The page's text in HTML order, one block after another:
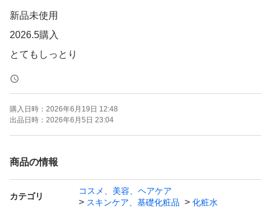
新品未使用
2026.5購入
とてもしっとり
購入日時： 2026年6月19日 12:48
出品日時： 2026年6月5日 23:04
商品の情報
カテゴリ
コスメ、美容、ヘアケア
スキンケア、基礎化粧品
化粧水